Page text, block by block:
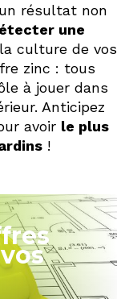
résultat non
une
culture de vos
zinc : tous
à jouer dans
Anticipez
avoir le plus
!